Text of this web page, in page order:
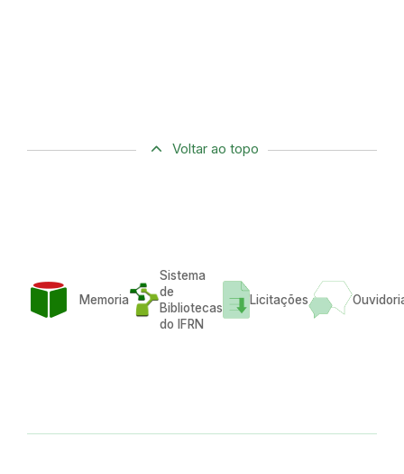
Voltar ao topo
Memoria
Sistema
de
Bibliotecas
do IFRN
Licitações